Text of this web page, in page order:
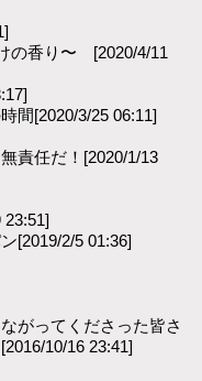
の香り〜 [2020/4/11
間[2020/3/25 06:11]
責任だ！ [2020/1/13
23:51]
[2019/2/5 01:36]
がってくださった皆さ
[2016/10/16 23:41]